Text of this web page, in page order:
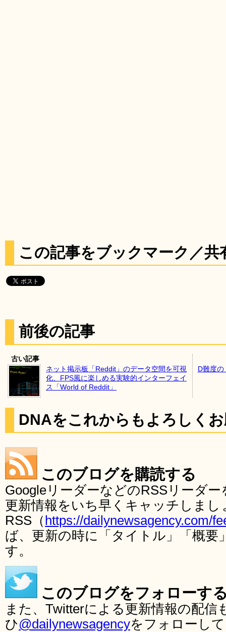
この記事をブックマーク／共
前後の記事
古い記事
ネット掲示板「Reddit」のデータ空間を可視
化、FPS風に楽しめる実験的インターフェイ
ス「World of Reddit」
D難度
DNAをこれからもよろしく
このブログを購読する
GoogleリーダーなどのRSSリーダ
更新情報をいち早くキャッチしま
RSS（ https://dailynewsagency.com/
ば、更新の時に「タイトル」「概要
す。
このブログをフォローす
また、Twitterによる更新情報の配
ひ@dailynewsagencyをフォローし